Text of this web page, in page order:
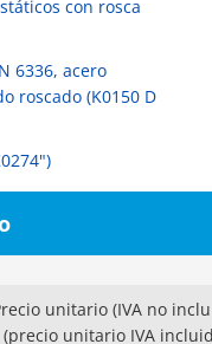
con rosca
6336, acero
roscado (K0150 D
unitario (IVA no
(precio unitario IVA